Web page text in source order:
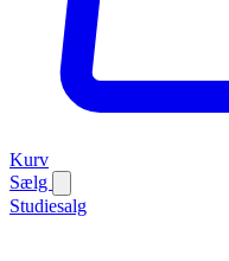
Kurv
Sælg
Studiesalg